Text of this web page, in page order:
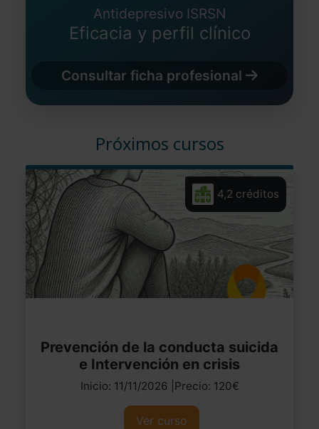
Antidepresivo ISRSN
Eficacia y perfil clínico
Consultar ficha profesional
Próximos cursos
4,2 créditos
Prevención de la conducta suicida
e Intervención en crisis
Inicio: 11/11/2026 |Precio: 120€
Ver curso